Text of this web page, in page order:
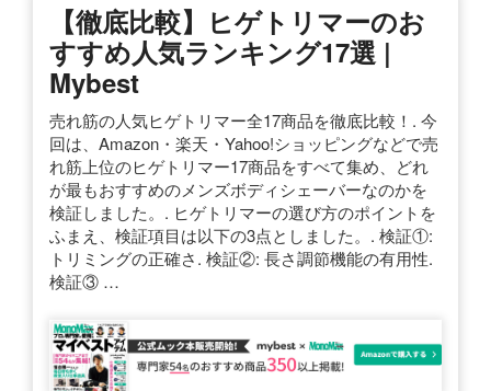
【徹底比較】ヒゲトリマーのお
すすめ人気ランキング17選 |
Mybest
売れ筋の人気ヒゲトリマー全17商品を徹底比較！. 今
回は、Amazon・楽天・Yahoo!ショッピングなどで売
れ筋上位のヒゲトリマー17商品をすべて集め、どれ
が最もおすすめのメンズボディシェーバーなのかを
検証しました。. ヒゲトリマーの選び方のポイントを
ふまえ、検証項目は以下の3点としました。. 検証①:
トリミングの正確さ. 検証②: 長さ調節機能の有用性.
検証③ …